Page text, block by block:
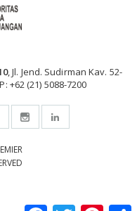
, Jl. Jend. Sudirman Kav. 52-
+62 (21) 5088-7200